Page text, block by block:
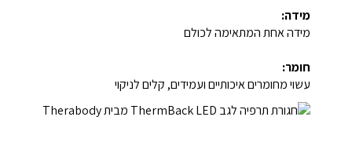
מידה:
מידה אחת המתאימה לכולם
חומר:
עשוי מחומרים איכותיים ועמידים, קלים לניקוי